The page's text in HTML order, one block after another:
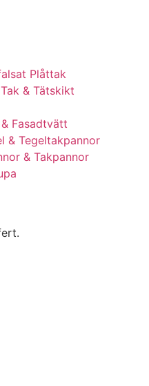
Plåttak
& Tätskikt
Fasadtvätt
& Tegeltakpannor
& Takpannor